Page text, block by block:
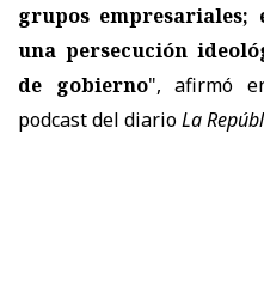
grupos empresariales;
una persecución
de gobierno", afirmó
podcast del diarioLa